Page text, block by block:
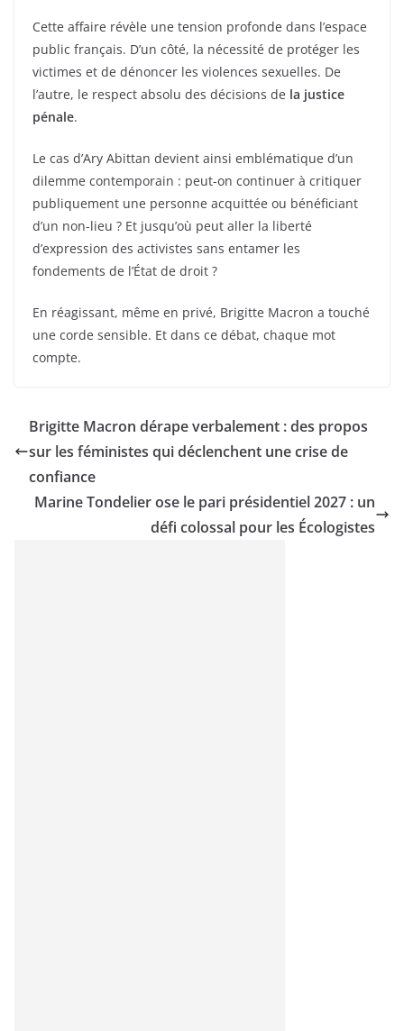
Cette affaire révèle une tension profonde dans l’espace
public français. D’un côté, la nécessité de protéger les
victimes et de dénoncer les violences sexuelles. De
l’autre, le respect absolu des décisions de la justice
pénale.
Le cas d’Ary Abittan devient ainsi emblématique d’un
dilemme contemporain : peut-on continuer à critiquer
publiquement une personne acquittée ou bénéficiant
d’un non-lieu ? Et jusqu’où peut aller la liberté
d’expression des activistes sans entamer les
fondements de l’État de droit ?
En réagissant, même en privé, Brigitte Macron a touché
une corde sensible. Et dans ce débat, chaque mot
compte.
Brigitte Macron dérape verbalement : des propos
sur les féministes qui déclenchent une crise de
confiance
Marine Tondelier ose le pari présidentiel 2027 : un
défi colossal pour les Écologistes